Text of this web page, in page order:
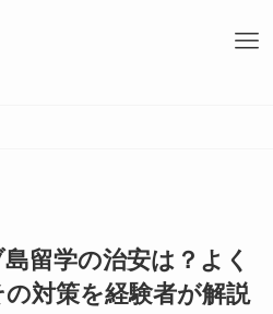
留学の治安は？よく
対策を経験者が解説